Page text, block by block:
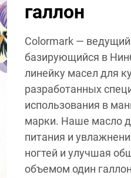
галлон
Colormark — ведущий
базирующийся в
линейку масел для
разработанных
использования в
марки. Наше масло
питания и
ногтей и улучшая
объемом один